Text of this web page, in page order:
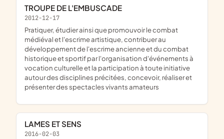
TROUPE DE L'EMBUSCADE
2012-12-17
pratiquer, étudier ainsi que promouvoir le combat
médiéval et l'escrime artistique, contribuer au
développement de l'escrime ancienne et du combat
historique et sportif par l'organisation d'événements à
vocation culturelle et la participation à toute initiative
autour des disciplines précitées, concevoir, réaliser et
présenter des spectacles vivants amateurs
LAMES ET SENS
2016-02-03